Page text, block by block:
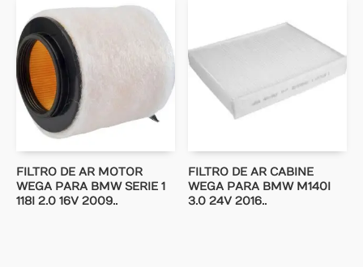
FILTRO DE AR MOTOR
WEGA PARA BMW SERIE 1
118I 2.0 16V 2009..
FILTRO DE AR CABINE
WEGA PARA BMW M140I
3.0 24V 2016..